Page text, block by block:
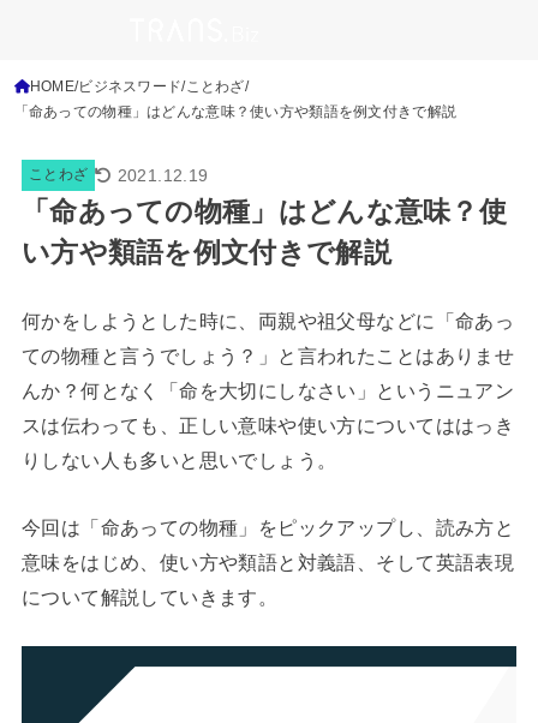
HOME ビジネスワード ことわざ
「命あっての物種」はどんな意味？使い方や類語を例文付きで解説
ことわざ 2021.12.19
「命あっての物種」はどんな意味？使
い方や類語を例文付きで解説
何かをしようとした時に、両親や祖父母などに「命あっ
ての物種と言うでしょう？」と言われたことはありませ
んか？何となく「命を大切にしなさい」というニュアン
スは伝わっても、正しい意味や使い方についてははっき
りしない人も多いと思いでしょう。
今回は「命あっての物種」をピックアップし、読み方と
意味をはじめ、使い方や類語と対義語、そして英語表現
について解説していきます。